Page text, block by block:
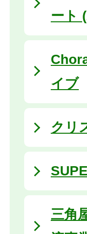
ート
イブ
クリ
三角